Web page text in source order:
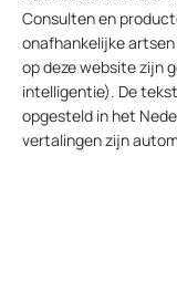
Consulten en
onafhankelijke artsen
op deze website zijn
intelligentie). De
opgesteld in het
vertalingen zijn